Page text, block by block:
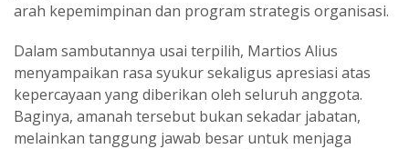
arah kepemimpinan dan program strategis organisasi.
Dalam sambutannya usai terpilih, Martios Alius
menyampaikan rasa syukur sekaligus apresiasi atas
kepercayaan yang diberikan oleh seluruh anggota.
Baginya, amanah tersebut bukan sekadar jabatan,
melainkan tanggung jawab besar untuk menjaga